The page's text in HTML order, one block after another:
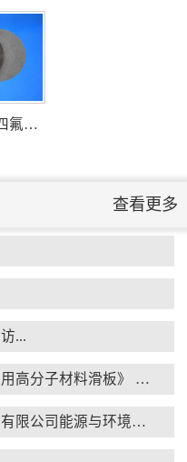
采摘...
发参观...
超高性能聚四氟乙烯滑板
查看更多
...
交通运输行业标准《桥梁支座用高分子材料滑板》 送审稿审查会在京召开...
河北省科学院与远征环保科技有限公司能源与环境新材料成果转化基地签约暨揭牌仪式...